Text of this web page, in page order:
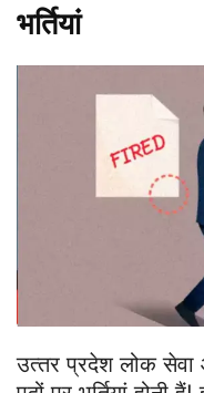
भर्तियां
उत्‍तर प्रदेश लोक